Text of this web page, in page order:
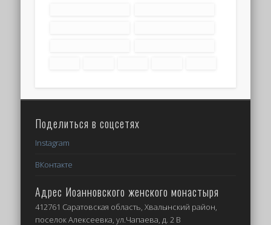
Поделиться в соцсетях
Instagram
ВКонтакте
Адрес Иоанновского женского монастыря
412761 Саратовская область, Хвалынский район,
поселок Алексеевка, ул.Чапаева, д. 2 В